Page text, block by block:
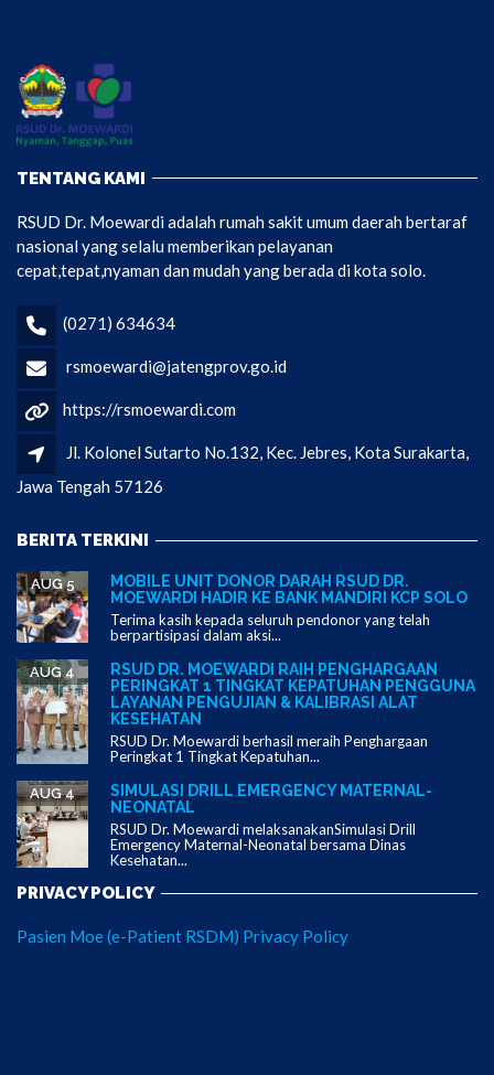
TENTANG KAMI
RSUD Dr. Moewardi adalah rumah sakit umum daerah bertaraf
nasional yang selalu memberikan pelayanan
cepat,tepat,nyaman dan mudah yang berada di kota solo.
(0271) 634634
rsmoewardi@jatengprov.go.id
https://rsmoewardi.com
Jl. Kolonel Sutarto No.132, Kec. Jebres, Kota Surakarta,
Jawa Tengah 57126
BERITA TERKINI
MOBILE UNIT DONOR DARAH RSUD DR.
MOEWARDI HADIR KE BANK MANDIRI KCP SOLO
AUG 5
Terima kasih kepada seluruh pendonor yang telah
berpartisipasi dalam aksi...
RSUD DR. MOEWARDI RAIH PENGHARGAAN
PERINGKAT 1 TINGKAT KEPATUHAN PENGGUNA
LAYANAN PENGUJIAN & KALIBRASI ALAT
KESEHATAN
AUG 4
RSUD Dr. Moewardi berhasil meraih Penghargaan
Peringkat 1 Tingkat Kepatuhan...
SIMULASI DRILL EMERGENCY MATERNAL-
NEONATAL
AUG 4
RSUD Dr. Moewardi melaksanakanSimulasi Drill
Emergency Maternal-Neonatal bersama Dinas
Kesehatan...
PRIVACY POLICY
Pasien Moe (e-Patient RSDM) Privacy Policy